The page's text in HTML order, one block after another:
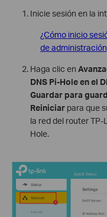
Inicie sesión en la
¿Cómo inicio
de
Haga clic en
DNS Pi-Hole en el
Guardar para
Reiniciar para que
la red del router TP-
Hole.